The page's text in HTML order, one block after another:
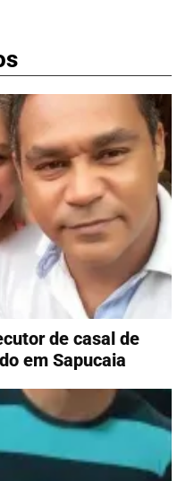
de casal de
em Sapucaia